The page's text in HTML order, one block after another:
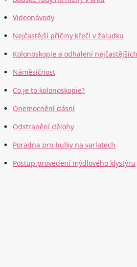
Videonávody
Nejčastější příčiny křečí v žaludku
Kolonoskopie a odhalení
Náměsíčnost
Co je to kolonoskopie?
Onemocnění dásní
Odstranění dělohy
Poradna pro bulky na varlatech
Postup provedení mýdlového klystýru